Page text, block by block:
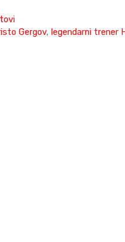
Gergov,legendarni trener